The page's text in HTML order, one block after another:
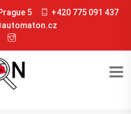
5
+420 775 091 437